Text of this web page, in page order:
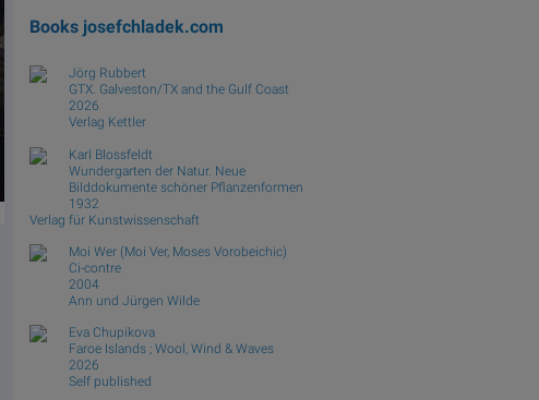
Books josefchladek.com
Jörg Rubbert
GTX. Galveston/TX and the Gulf Coast
2026
Verlag Kettler
Karl Blossfeldt
Wundergarten der Natur. Neue
Bilddokumente schöner Pflanzenformen
1932
Verlag für Kunstwissenschaft
Moi Wer (Moi Ver, Moses Vorobeichic)
Ci-contre
2004
Ann und Jürgen Wilde
Eva Chupikova
Faroe Islands ; Wool, Wind & Waves
2026
Self published